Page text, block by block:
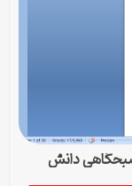
صبحگاهی دانش